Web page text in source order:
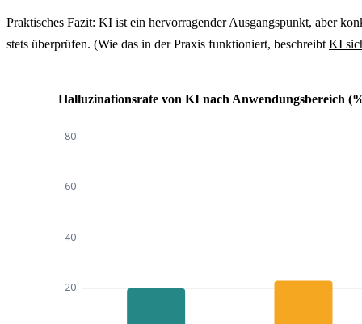
Praktisches Fazit: KI ist ein hervorragender Ausgangspunkt, aber
stets überprüfen. (Wie das in der Praxis funktioniert, beschreibt KI
Halluzinationsrate von KI nach Anwendungsbereich